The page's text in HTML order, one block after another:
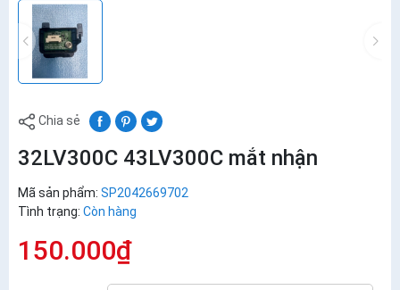
Chia sẻ
32LV300C 43LV300C mắt nhận
Mã sản phẩm: SP2042669702
Tình trạng: Còn hàng
150.000₫